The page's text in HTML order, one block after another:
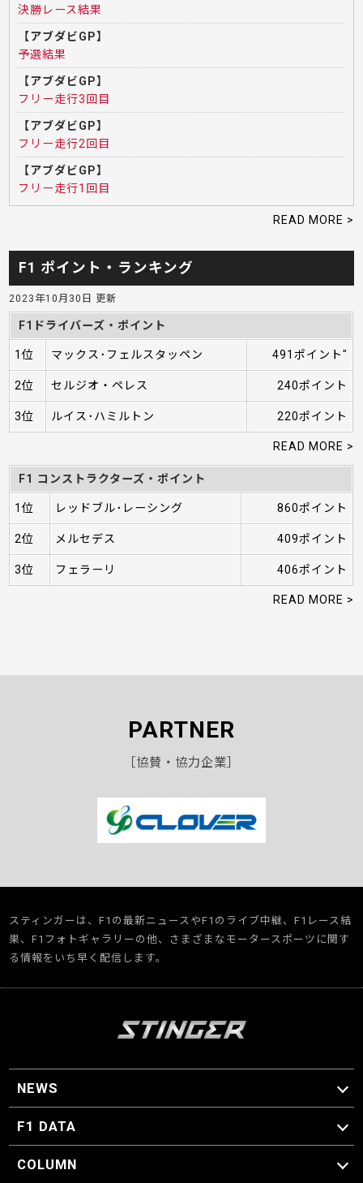
決勝レース結果
【アブダビGP】
予選結果
【アブダビGP】
フリー走行3回目
【アブダビGP】
フリー走行2回目
【アブダビGP】
フリー走行1回目
READ MORE >
F1 ポイント・ランキング
2023年10月30日 更新
F1ドライバーズ・ポイント
1位 マックス･フェルスタッペン 491ポイント"
2位 セルジオ・ペレス 240ポイント
3位 ルイス･ハミルトン 220ポイント
READ MORE >
F1 コンストラクターズ・ポイント
1位 レッドブル･レーシング 860ポイント
2位 メルセデス 409ポイント
3位 フェラーリ 406ポイント
READ MORE >
PARTNER
［協賛・協力企業］
スティンガーは、F1の最新ニュースやF1のライブ中継、F1レース結
果、F1フォトギャラリーの他、さまざまなモータースポーツに関す
る情報をいち早く配信します。
NEWS
F1 ニュース
F1 DATA
F1 日程
F1 データ
COLUMN